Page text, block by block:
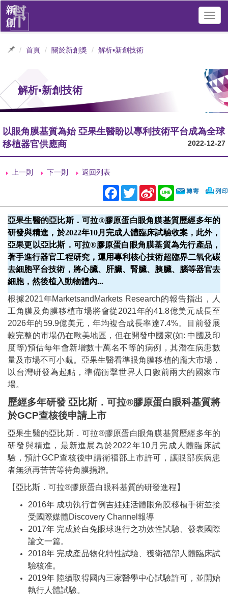
首頁 關於新創獎 解析▪新創技術
解析▪新創技術
以眼角膜基質為始 亞果生醫盼以專利技術平台成為全球
移植器官供應商
2022-12-27
上一則 下一則 返回列表
Facebook
TwitterSina
Weibo
Line
亞果生醫的亞比斯．可拉®膠原蛋白眼角膜基質歷經多年的
研發與精進，於2022年10月完成人體臨床試驗收案，此外，
亞果更以亞比斯．可拉®膠原蛋白眼角膜基質為先行產品，
著手進行器官工程研究，運用專利核心技術超臨界二氧化碳
去細胞平台技術，將心臟、肝臟、腎臟、胰臟、腦等器官去
細胞，然後植入動物體內...
根據2021年MarketsandMarkets Research的報告指出，人
工角膜及角膜移植市場將會從2021年的41.8億美元成長至
2026年的59.9億美元，年均複合成長率達7.4%。目前發展
較完整的市場仍在歐美地區，但在開發中國家(如: 中國及印
度等)預估每年會新增數十萬名不等的病例，其潛在病患數
量及市場不可小覷。亞果生醫看準眼角膜移植的龐大市場，
以台灣研發為起點，準備衝擊世界人口數前兩大的國家市
場。
歷經多年研發 亞比斯．可拉®膠原蛋白眼科基質將
於GCP查核後申請上市
亞果生醫的亞比斯．可拉®膠原蛋白眼角膜基質歷經多年的
研發與精進，最新進展為於2022年10月完成人體臨床試
驗，預計GCP查核後申請衛福部上市許可，讓眼部疾病患
者無須再苦苦等待角膜捐贈。
【亞比斯．可拉®膠原蛋白眼科基質的研發進程】
2016年 成功執行首例吉娃娃活體眼角膜移植手術並接
受國際媒體Discovery Channel報導
2017年 完成於白兔眼球進行之功效性試驗、發表國際
論文一篇。
2018年 完成產品物化特性試驗、獲衛福部人體臨床試
驗核准。
2019年 陸續取得國內三家醫學中心試驗許可，並開始
執行人體試驗。